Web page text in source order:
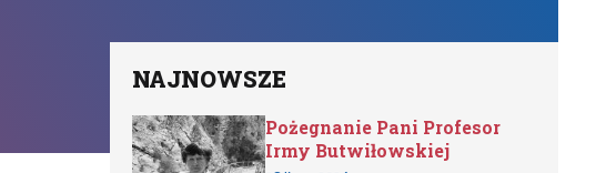
NAJNOWSZE
Pożegnanie Pani Profesor
Irmy Butwiłowskiej